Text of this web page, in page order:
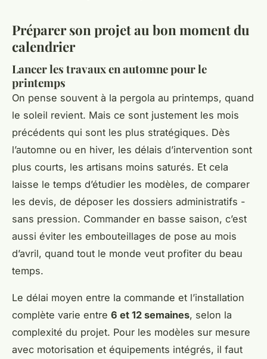
Préparer son projet au bon moment du
calendrier
Lancer les travaux en automne pour le
printemps
On pense souvent à la pergola au printemps, quand
le soleil revient. Mais ce sont justement les mois
précédents qui sont les plus stratégiques. Dès
l’automne ou en hiver, les délais d’intervention sont
plus courts, les artisans moins saturés. Et cela
laisse le temps d’étudier les modèles, de comparer
les devis, de déposer les dossiers administratifs -
sans pression. Commander en basse saison, c’est
aussi éviter les embouteillages de pose au mois
d’avril, quand tout le monde veut profiter du beau
temps.
Le délai moyen entre la commande et l’installation
complète varie entre 6 et 12 semaines, selon la
complexité du projet. Pour les modèles sur mesure
avec motorisation et équipements intégrés, il faut